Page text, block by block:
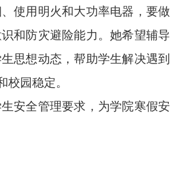
使用明火和大功率电器，要做
和防灾避险能力。她希望辅导
思想动态，帮助学生解决遇到
园稳定。
安全管理要求，为学院寒假安